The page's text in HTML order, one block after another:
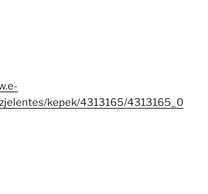
kepek/4313165/4313165_0